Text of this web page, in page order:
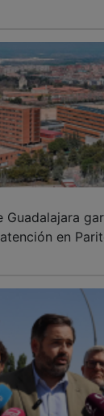
una Ley de
en Castilla-La
un broche de
Cuentos